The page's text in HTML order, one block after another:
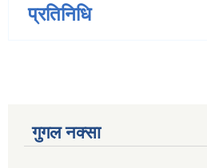
प्रतिनिधि
गुगल नक्सा